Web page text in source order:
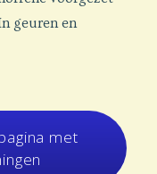
geuren en
met